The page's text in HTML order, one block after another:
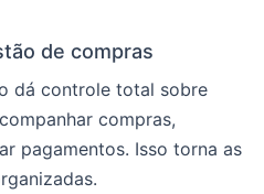
de compras
dá controle total sobre
compras,
pagamentos. Isso torna as